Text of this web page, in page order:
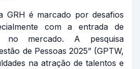
GRH é marcado por desafios
com a entrada de
no mercado. A pesquisa
de Pessoas 2025” (GPTW,
na atração de talentos e